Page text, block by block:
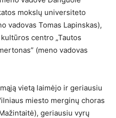
mokslų universiteto
vadovas Tomas Lapinskas),
centro „Tautos
(meno vadovas
vietą laimėjo ir geriausiu
miesto merginų choras
geriausiu vyrų